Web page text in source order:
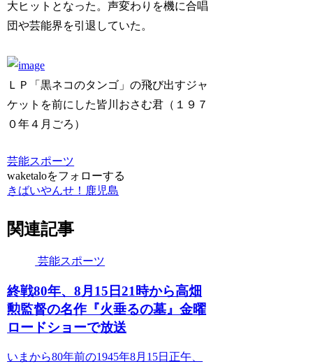
大ヒットとなった。声変わりを機に合唱
団や芸能界を引退していた。
ＬＰ「黒ネコのタンゴ」の飛び出すジャ
ケットを前にした皆川おさむ君（１９７
０年４月ごろ）
芸能スポーツ
waketaloをフォローする
きばいやんせ！鹿児島
関連記事
芸能スポーツ
終戦80年、8月15日21時から高畑
勲監督の名作『火垂るの墓』金曜
ロードショーで放送
いまから80年前の1945年8月15日正午、